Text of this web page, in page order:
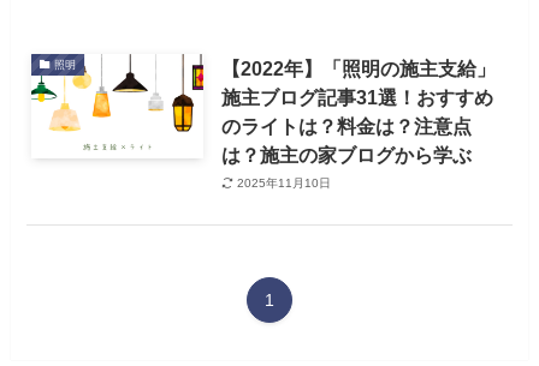
照明
【2022年】「照明の施主支給」
施主ブログ記事31選！おすすめ
のライトは？料金は？注意点
は？施主の家ブログから学ぶ
2025年11月10日
1